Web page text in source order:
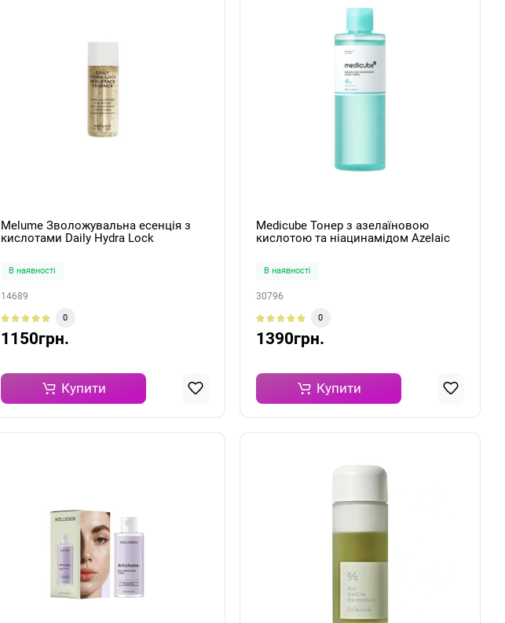
Melume Зволожувальна есенція з
кислотами Daily Hydra Lock
В наявності
14689
0
1150грн.
Купити
Medicube Тонер з азелаїновою
кислотою та ніацинамідом Azelaic
В наявності
30796
0
1390грн.
Купити